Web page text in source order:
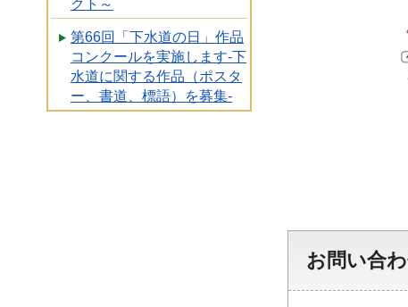
クト～
第66回「下水道の日」作品
コンクールを実施します-下
水道に関する作品（ポスタ
ー、書道、標語）を募集-
お問い合